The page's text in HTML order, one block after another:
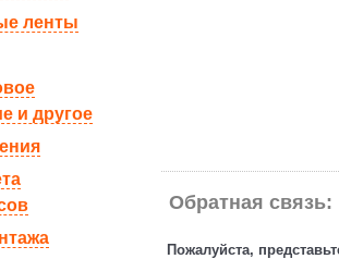
Обратная связь:
Пожалуйста,
ленты
и другое